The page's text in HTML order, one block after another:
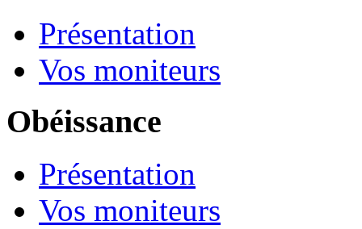
Présentation
Vos moniteurs
Obéissance
Présentation
Vos moniteurs